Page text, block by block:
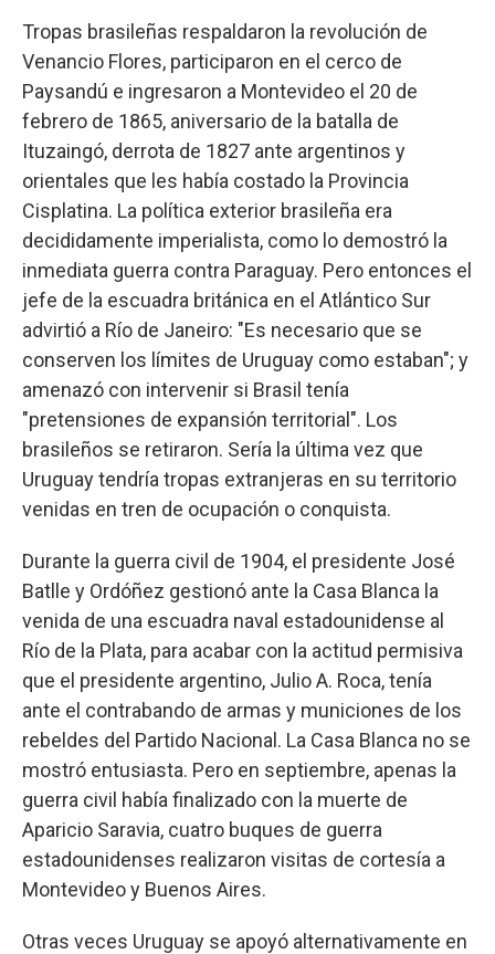
Tropas brasileñas respaldaron la revolución de
Venancio Flores, participaron en el cerco de
Paysandú e ingresaron a Montevideo el 20 de
febrero de 1865, aniversario de la batalla de
Ituzaingó, derrota de 1827 ante argentinos y
orientales que les había costado la Provincia
Cisplatina. La política exterior brasileña era
decididamente imperialista, como lo demostró la
inmediata guerra contra Paraguay. Pero entonces el
jefe de la escuadra británica en el Atlántico Sur
advirtió a Río de Janeiro: "Es necesario que se
conserven los límites de Uruguay como estaban"; y
amenazó con intervenir si Brasil tenía
"pretensiones de expansión territorial". Los
brasileños se retiraron. Sería la última vez que
Uruguay tendría tropas extranjeras en su territorio
venidas en tren de ocupación o conquista.
Durante la guerra civil de 1904, el presidente José
Batlle y Ordóñez gestionó ante la Casa Blanca la
venida de una escuadra naval estadounidense al
Río de la Plata, para acabar con la actitud permisiva
que el presidente argentino, Julio A. Roca, tenía
ante el contrabando de armas y municiones de los
rebeldes del Partido Nacional. La Casa Blanca no se
mostró entusiasta. Pero en septiembre, apenas la
guerra civil había finalizado con la muerte de
Aparicio Saravia, cuatro buques de guerra
estadounidenses realizaron visitas de cortesía a
Montevideo y Buenos Aires.
Otras veces Uruguay se apoyó alternativamente en